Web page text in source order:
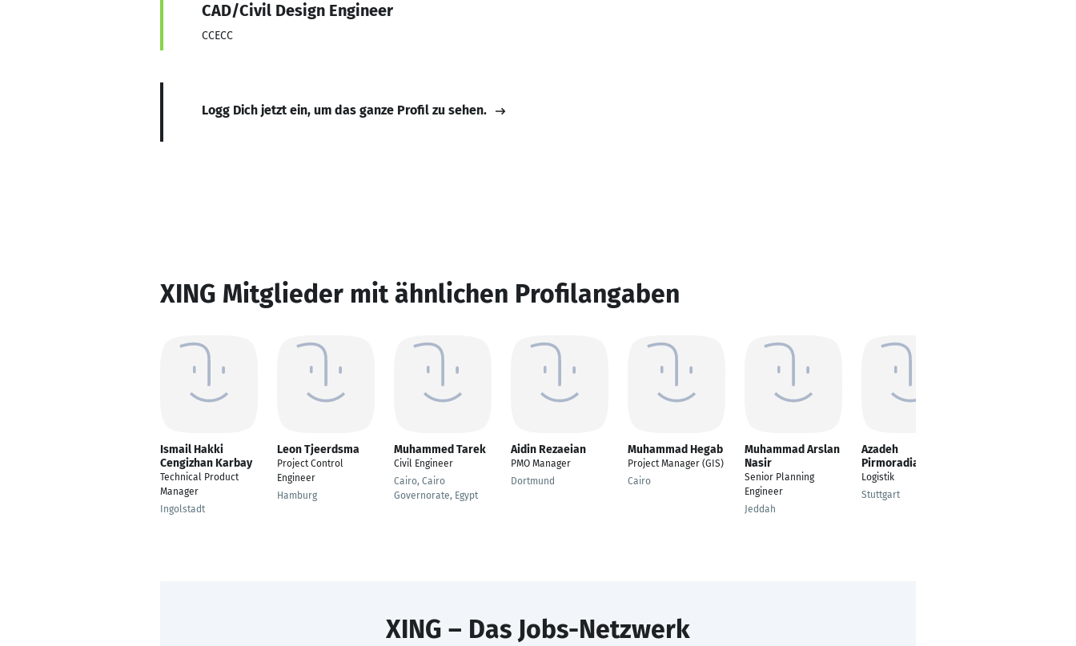
CAD/Civil Design Engineer
CCECC
Logg Dich jetzt ein, um das ganze Profil zu sehen.
XING Mitglieder mit ähnlichen Profilangaben
Ismail Hakki
Cengizhan Karbay
Technical Product
Manager
Ingolstadt
Leon Tjeerdsma
Project Control
Engineer
Hamburg
Muhammed Tarek
Civil Engineer
Cairo, Cairo
Governorate, Egypt
Aidin Rezaeian
PMO Manager
Dortmund
Muhammad Hegab
Project Manager (GIS)
Cairo
Muhammad Arslan
Nasir
Senior Planning
Engineer
Jeddah
Azadeh
Pirmoradian
Logistik
Stuttgart
XING – Das Jobs-Netzwerk